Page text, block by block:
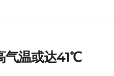
气温或达41℃